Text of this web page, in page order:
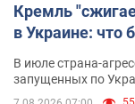
Кремль
в Украине: что
В июле страна-
запущенных по